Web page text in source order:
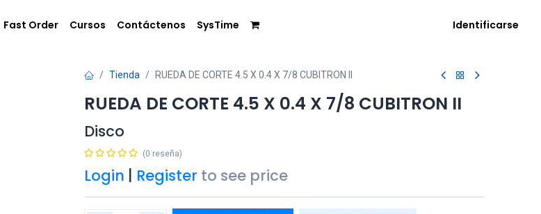
Fast Order Cursos Contáctenos SysTime Identificarse
Tienda RUEDA DE CORTE 4.5 X 0.4 X 7/8 CUBITRON II
RUEDA DE CORTE 4.5 X 0.4 X 7/8 CUBITRON II
Disco
(0 reseña)
Login Register to see price